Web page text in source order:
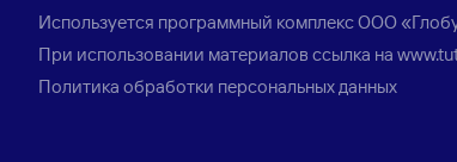
Используется программный комплексООО
При использовании материалов ссылка на
Политика обработки персональных данных